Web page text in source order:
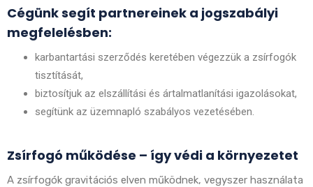
Cégünk segít partnereinek a jogszabályi
megfelelésben:
karbantartási szerződés keretében végezzük a zsírfogók
tisztítását,
biztosítjuk az elszállítási és ártalmatlanítási igazolásokat,
segítünk az üzemnapló szabályos vezetésében.
Zsírfogó működése – így védi a környezetet
A zsírfogók gravitációs elven működnek, vegyszer használata